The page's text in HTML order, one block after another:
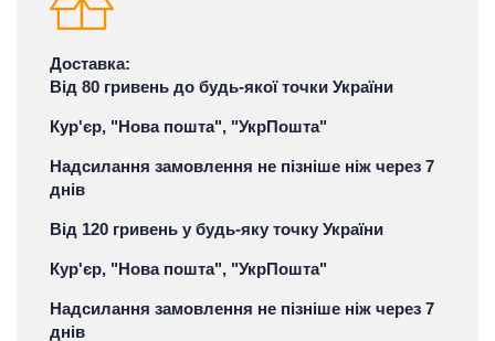
Доставка:
Від 80 гривень до будь-якої точки України
Кур'єр, "Нова пошта", "УкрПошта"
Надсилання замовлення не пізніше ніж через 7
днів
Від 120 гривень у будь-яку точку України
Кур'єр, "Нова пошта", "УкрПошта"
Надсилання замовлення не пізніше ніж через 7
днів